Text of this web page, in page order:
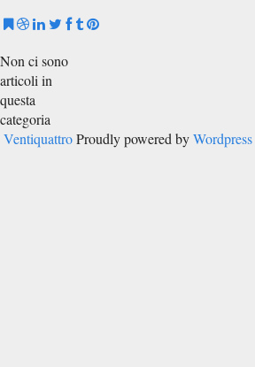
Non ci sono
articoli in
questa
categoria
Ventiquattro Proudly powered byWordpress